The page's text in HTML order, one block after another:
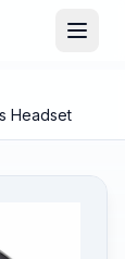
Headset